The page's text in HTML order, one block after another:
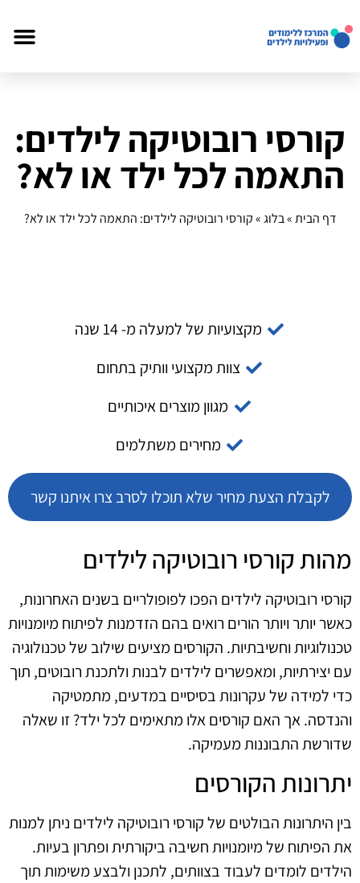
קורסי רובוטיקה לילדים:
התאמה לכל ילד או לא?
דף הבית»בלוג»קורסי רובוטיקה לילדים: התאמה לכל ילד או לא?
מקצועיות של למעלה מ- 14 שנה
צוות מקצועי וותיק בתחום
מגוון מוצרים איכותיים
מחירים משתלמים
לקבלת הצעת מחיר שלא תוכלו לסרב צרו איתנו קשר
מהות קורסי רובוטיקה לילדים
קורסי רובוטיקה לילדים הפכו לפופולריים בשנים האחרונות,
כאשר יותר ויותר הורים רואים בהם הזדמנות לפיתוח מיומנויות
טכנולוגיות וחשיבתיות. הקורסים מציעים שילוב של טכנולוגיה
עם יצירתיות, ומאפשרים לילדים לבנות ולתכנת רובוטים, תוך
כדי למידה של עקרונות בסיסיים במדעים, מתמטיקה
והנדסה. אך האם קורסים אלו מתאימים לכל ילד? זו שאלה
שדורשת התבוננות מעמיקה.
יתרונות הקורסים
בין היתרונות הבולטים של קורסי רובוטיקה לילדים ניתן למנות
את הפיתוח של מיומנויות חשיבה ביקורתית ופתרון בעיות.
הילדים לומדים לעבוד בצוותים, לתכנן ולבצע משימות תוך